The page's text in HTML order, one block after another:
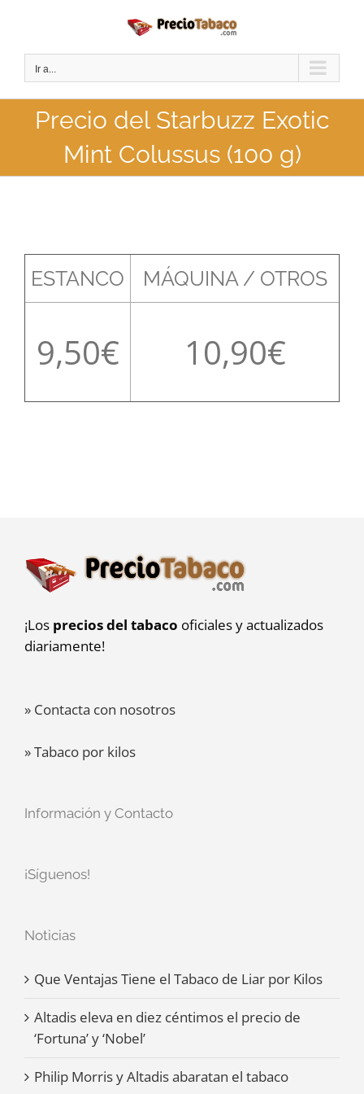
contenido
Ir a...
Precio del Starbuzz Exotic
Mint Colussus (100 g)
ESTANCO MÁQUINA / OTROS
9,50 10,90
¡Los precios del tabaco oficiales y actualizados
diariamente!
» Contacta con nosotros
» Tabaco por kilos
Información y Contacto
¡Síguenos!
Noticias
Que Ventajas Tiene el Tabaco de Liar por Kilos
Altadis eleva en diez céntimos el precio de
‘Fortuna’ y ‘Nobel’
Philip Morris y Altadis abaratan el tabaco